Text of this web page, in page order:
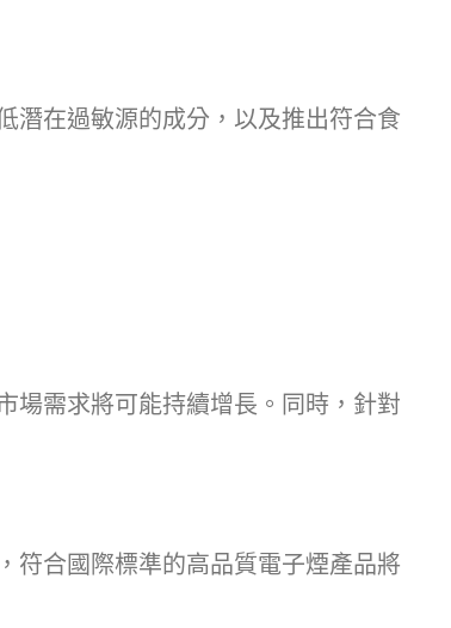
潛在過敏源的成分，以及推出符合食
場需求將可能持續增長。同時，針對
符合國際標準的高品質電子煙產品將